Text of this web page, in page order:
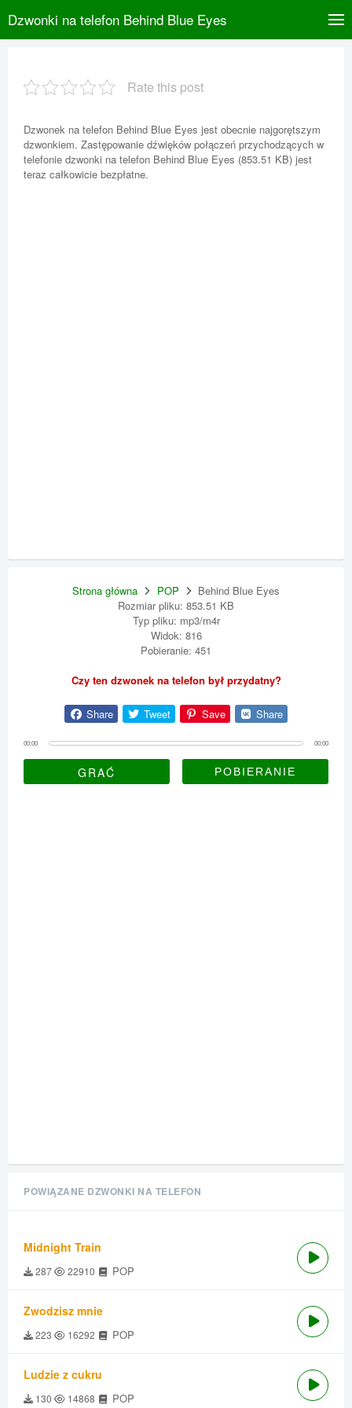
Dzwonki na telefon Behind Blue Eyes
Rate this post
Dzwonek na telefon Behind Blue Eyes jest obecnie najgorętszym
dzwonkiem. Zastępowanie dźwięków połączeń przychodzących w
telefonie dzwonki na telefon Behind Blue Eyes (853.51 KB) jest
teraz całkowicie bezpłatne.
Strona główna POP
Behind Blue Eyes
Rozmiar pliku: 853.51 KB
Typ pliku: mp3/m4r
Widok: 816
Pobieranie: 451
Czy ten dzwonek na telefon był przydatny?
Share Tweet Save Share
00:00 00:00
GRAĆ
POWIĄZANE DZWONKI NA TELEFON
Midnight Train
287 22910 POP
Zwodzisz mnie
223 16292 POP
Ludzie z cukru
130 14868 POP